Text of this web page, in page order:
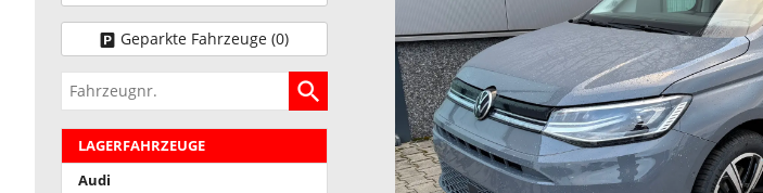
Geparkte Fahrzeuge (0)
Fahrzeugnr.
LAGERFAHRZEUGE
Audi